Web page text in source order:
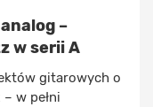
–
w serii A
gitarowych o
w pełni